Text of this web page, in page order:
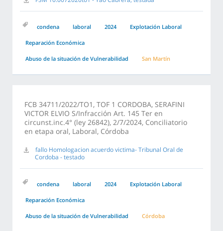
condena laboral 2024 Explotación Laboral
Reparación Económica
Abuso de la situación de Vulnerabilidad San Martín
FCB 34711/2022/TO1, TOF 1 CORDOBA, SERAFINI
VICTOR ELVIO S/Infracción Art. 145 Ter en
circunst.inc.4° (ley 26842), 2/7/2024, Conciliatorio
en etapa oral, Laboral, Córdoba
fallo Homologacion acuerdo victima- Tribunal Oral de
Cordoba - testado
condena laboral 2024 Explotación Laboral
Reparación Económica
Abuso de la situación de Vulnerabilidad Córdoba